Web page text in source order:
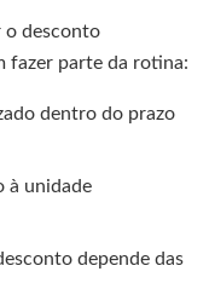
o desconto
fazer parte da rotina:
dentro do prazo
à unidade
depende das